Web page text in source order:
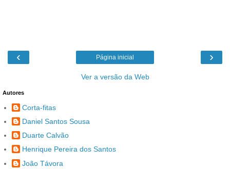
‹ ›
Página inicial
Ver a versão da Web
Autores
Corta-fitas
Daniel Santos Sousa
Duarte Calvão
Henrique Pereira dos Santos
João Távora